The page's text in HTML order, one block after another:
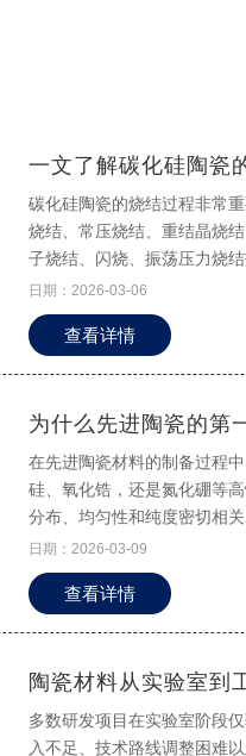
一文了解碳化硅陶瓷
碳化硅陶瓷的烧结过程非常
烧结、常压烧结、重结晶烧
子烧结、闪烧、振荡压力烧结
日期：2026-03-06
查看详情
为什么先进陶瓷的第
在先进陶瓷材料的制备过程
硅、氧化锆，还是氮化硼等
分布、均匀性和纯度密切相关。 球磨（Ball Milling）作为最常用、最成熟的粉体细化与混合手
泛应用于先进陶瓷原料的预
备进行简单介绍。
日期：2026-03-09
查看详情
陶瓷材料从实验室到
多数研发项目在实验室阶段
入不足、技术路线调整困难